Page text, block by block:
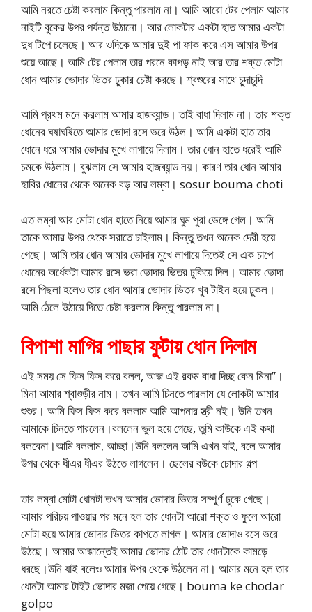
আমি নরতে চেষ্টা করলাম কিন্তু পারলাম না। আমি আরো টের পেলাম আমার
নাইটি বুকের উপর পর্যন্ত উঠানো। আর লোকটার একটা হাত আমার একটা
দুধ টিপে চলেছে। আর ওদিকে আমার দুই পা ফাক করে এস আমার উপর
শুয়ে আছে। আমি টের পেলাম তার পরনে কাপড় নাই আর তার শক্ত মোটা
ধোন আমার ভোদার ভিতর ঢুকার চেষ্টা করছে। শ্বশুরের সাথে চুদাচুদি
আমি প্রথম মনে করলাম আমার হাজব্যান্ড। তাই বাধা দিলাম না। তার শক্ত
ধোনের ঘষাঘষিতে আমার ভোদা রসে ভরে উঠল। আমি একটা হাত তার
ধোনে ধরে আমার ভোদার মুখে লাগায়ে দিলাম। তার ধোন হাতে ধরেই আমি
চমকে উঠলাম। বুঝলাম সে আমার হাজব্যান্ড নয়। কারণ তার ধোন আমার
হাবির ধোনের থেকে অনেক বড় আর লম্বা। sosur bouma choti
এত লম্বা আর মোটা ধোন হাতে নিয়ে আমার ঘুম পুরা ভেঙ্গে গেল। আমি
তাকে আমার উপর থেকে সরাতে চাইলাম। কিন্তু তখন অনেক দেরী হয়ে
গেছে। আমি তার ধোন আমার ভোদার মুখে লাগায়ে দিতেই সে এক চাপে
ধোনের অর্ধেকটা আমার রসে ভরা ভোদার ভিতর ঢুকিয়ে দিল। আমার ভোদা
রসে পিছলা হলেও তার ধোন আমার ভোদার ভিতর খুব টাইন হয়ে ঢুকল।
আমি ঠেলে উঠায়ে দিতে চেষ্টা করলাম কিন্তু পারলাম না।
বিপাশা মাগির পাছার ফুটায় ধোন দিলাম
এই সময় সে ফিস ফিস করে বলল, আজ এই রকম বাধা দিচ্ছ কেন মিনা”।
মিনা আমার শ্বাশুড়ীর নাম। তখন আমি চিনতে পারলাম যে লোকটা আমার
শুশুর। আমি ফিস ফিস করে বললাম আমি আপনার স্ত্রী নই। উনি তখন
আমাকে চিনতে পারলেন।বললেন ভুল হয়ে গেছে, তুমি কাউকে এই কথা
বলবেনা।আমি বললাম, আচ্ছা।উনি বললেন আমি এখন যাই, বলে আমার
উপর থেকে ধীএর ধীএর উঠতে লাগলেন। ছেলের বউকে চোদার গল্প
তার লম্বা মোটা ধোনটা তখন আমার ভোদার ভিতর সম্পুর্ণ ঢুকে গেছে।
আমার পরিচয় পাওয়ার পর মনে হল তার ধোনটা আরো শক্ত ও ফুলে আরো
মোটা হয়ে আমার ভোদার ভিতর কাপতে লাগল। আমার ভোদাও রসে ভরে
উঠছে। আমার আজান্তেই আমার ভোদার ঠোট তার ধোনটাকে কামড়ে
ধরছে।উনি যাই বলেও আমার উপর থেকে উঠলেন না। আমার মনে হল তার
ধোনটা আমার টাইট ভোদার মজা পেয়ে গেছে। bouma ke chodar
golpo